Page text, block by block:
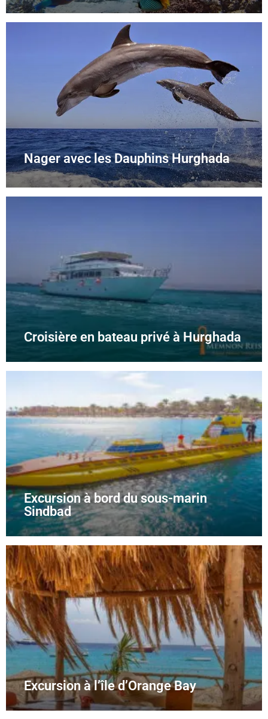
Nager avec les Dauphins Hurghada
Croisière en bateau privé à Hurghada
Excursion à bord du sous-marin
Sindbad
Excursion à l’île d’Orange Bay